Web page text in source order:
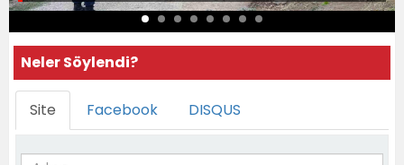
Neler Söylendi?
Site Facebook DISQUS